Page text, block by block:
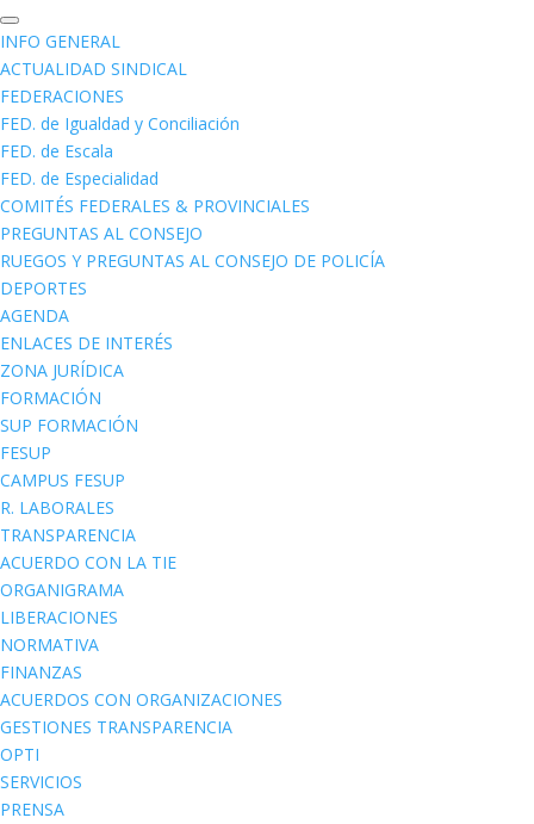
INFO GENERAL
ACTUALIDAD SINDICAL
FEDERACIONES
FED. de Igualdad y Conciliación
FED. de Escala
FED. de Especialidad
COMITÉS FEDERALES & PROVINCIALES
PREGUNTAS AL CONSEJO
RUEGOS Y PREGUNTAS AL CONSEJO DE POLICÍA
DEPORTES
AGENDA
ENLACES DE INTERÉS
ZONA JURÍDICA
FORMACIÓN
SUP FORMACIÓN
FESUP
CAMPUS FESUP
R. LABORALES
TRANSPARENCIA
ACUERDO CON LA TIE
ORGANIGRAMA
LIBERACIONES
NORMATIVA
FINANZAS
ACUERDOS CON ORGANIZACIONES
GESTIONES TRANSPARENCIA
OPTI
SERVICIOS
PRENSA